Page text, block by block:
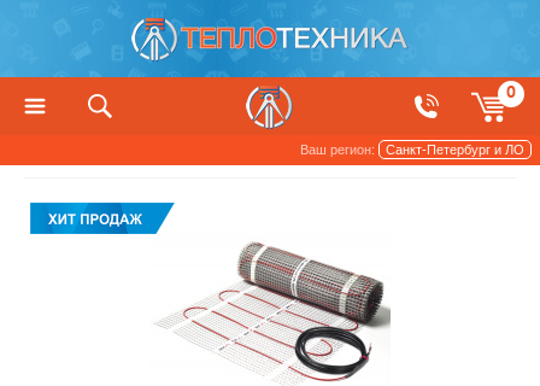
0
Ваш регион: Санкт-Петербург и ЛО
Электрический теплый пол